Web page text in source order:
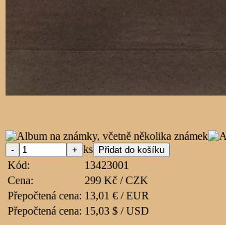
ks
Kód:
13423001
Cena:
299 Kč / CZK
Přepočtená cena: 13,01 € / EUR
Přepočtená cena: 15,03 $ / USD